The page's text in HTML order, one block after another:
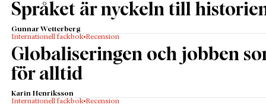
Språket är nyckeln till
Gunnar Wetterberg
Internationell fackbok Recension
Globaliseringen och jobben
för alltid
Karin Henriksson
Internationell fackbok Recension